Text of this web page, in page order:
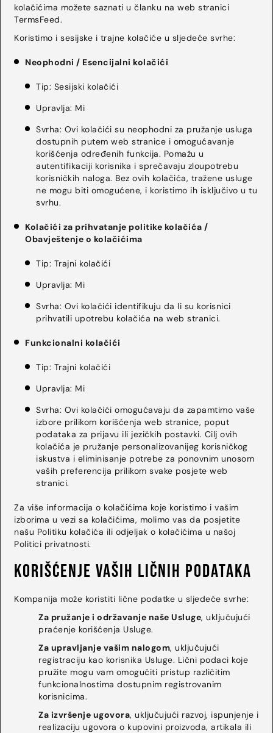
kolačićima možete saznati u članku na web stranici
TermsFeed.
Koristimo i sesijske i trajne kolačiće u sljedeće svrhe:
Neophodni / Esencijalni kolačići
Tip: Sesijski kolačići
Upravlja: Mi
Svrha: Ovi kolačići su neophodni za pružanje usluga
dostupnih putem web stranice i omogućavanje
korišćenja određenih funkcija. Pomažu u
autentifikaciji korisnika i sprečavaju zloupotrebu
korisničkih naloga. Bez ovih kolačića, tražene usluge
ne mogu biti omogućene, i koristimo ih isključivo u tu
svrhu.
Kolačići za prihvatanje politike kolačića /
Obavještenje o kolačićima
Tip: Trajni kolačići
Upravlja: Mi
Svrha: Ovi kolačići identifikuju da li su korisnici
prihvatili upotrebu kolačića na web stranici.
Funkcionalni kolačići
Tip: Trajni kolačići
Upravlja: Mi
Svrha: Ovi kolačići omogućavaju da zapamtimo vaše
izbore prilikom korišćenja web stranice, poput
podataka za prijavu ili jezičkih postavki. Cilj ovih
kolačića je pružanje personalizovanijeg korisničkog
iskustva i eliminisanje potrebe za ponovnim unosom
vaših preferencija prilikom svake posjete web
stranici.
Za više informacija o kolačićima koje koristimo i vašim
izborima u vezi sa kolačićima, molimo vas da posjetite
našu Politiku kolačića ili odjeljak o kolačićima u našoj
Politici privatnosti.
Korišćenje vaših ličnih podataka
Kompanija može koristiti lične podatke u sljedeće svrhe:
Za pružanje i održavanje naše Usluge, uključujući
praćenje korišćenja Usluge.
Za upravljanje vašim nalogom, uključujući
registraciju kao korisnika Usluge. Lični podaci koje
pružite mogu vam omogućiti pristup različitim
funkcionalnostima dostupnim registrovanim
korisnicima.
Za izvršenje ugovora, uključujući razvoj, ispunjenje i
realizaciju ugovora o kupovini proizvoda, artikala ili